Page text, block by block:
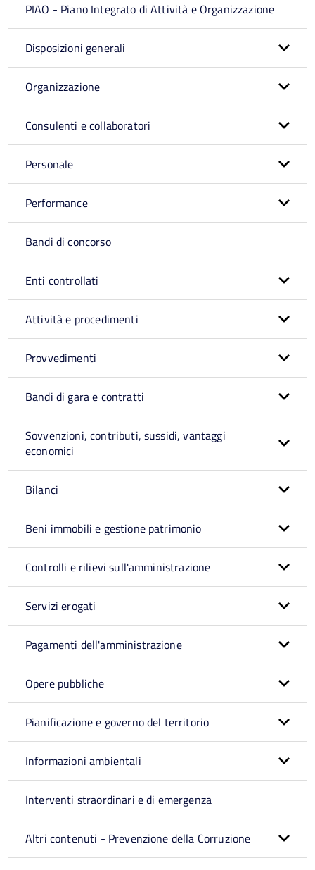
PIAO - Piano Integrato di Attività e Organizzazione
Disposizioni generali
Organizzazione
Consulenti e collaboratori
Personale
Performance
Bandi di concorso
Enti controllati
Attività e procedimenti
Provvedimenti
Bandi di gara e contratti
Sovvenzioni, contributi, sussidi, vantaggi
economici
Bilanci
Beni immobili e gestione patrimonio
Controlli e rilievi sull'amministrazione
Servizi erogati
Pagamenti dell'amministrazione
Opere pubbliche
Pianificazione e governo del territorio
Informazioni ambientali
Interventi straordinari e di emergenza
Altri contenuti - Prevenzione della Corruzione